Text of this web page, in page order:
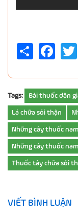
Share
Tags: Bài thuốc dân
Lá chữa sỏi thận
Những cây thuốc
Những cây thuốc
Thuốc tây chữa sỏi
VIẾT BÌNH LUẬN